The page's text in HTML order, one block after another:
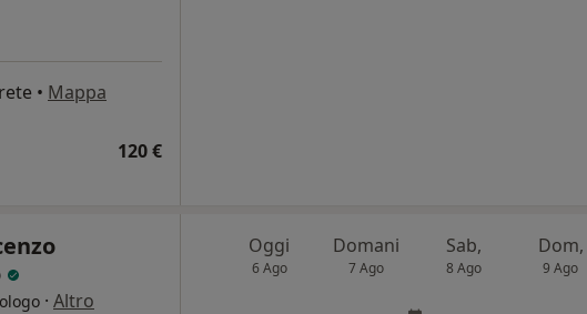
• Mappa
120 €
· Altro
Oggi
6 Ago
Domani
7 Ago
Sab,
8 Ago
Dom,
9 Ago